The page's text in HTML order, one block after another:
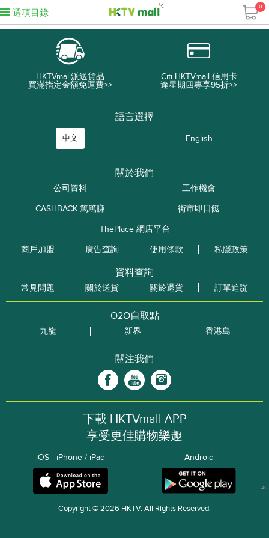
選項目錄
0
HKTVmall派送貨品
買滿指定金額免運費>>
Citi HKTVmall 信用卡
逢星期四專享95折>>
語言選擇
中文 English
關於我們
公司資料
工作機會
CASHBACK 篤篤賺
街市即日餸
ThePlace 網店平台
商戶加盟
廣告查詢 使用條款 私隱政策
資料查詢
常見問題 關於送貨 關於退貨 訂單追踨
O2O自取點
九龍 新界 香港島
關注我們
下載 HKTVmall APP
享受更佳購物樂趣
iOS - iPhone / iPad Android
Copyright © 2026 HKTV. All Rights Reserved.
40